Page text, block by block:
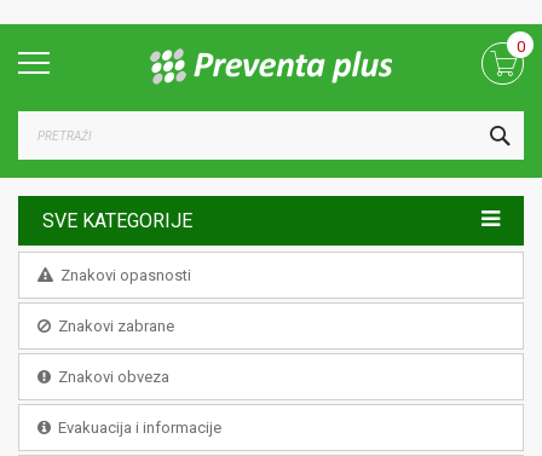
Content
0
SVE KATEGORIJE
Znakovi opasnosti
Znakovi zabrane
Znakovi obveza
Evakuacija i informacije